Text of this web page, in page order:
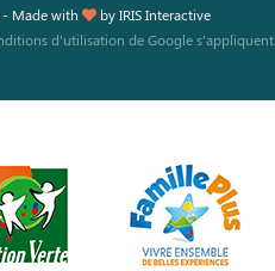
- Made with byIRIS Interactive
d'utilisation de Google s'appliquent.